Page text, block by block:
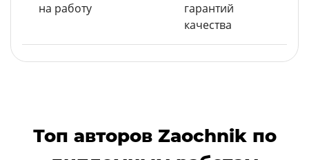
на работу
гарантий
качества
Топ авторов Zaochnik по